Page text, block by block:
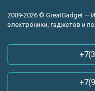
2009-2026 © GreatGadget —
электроники, гаджетов и